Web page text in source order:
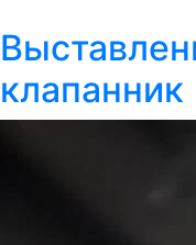
клапанник